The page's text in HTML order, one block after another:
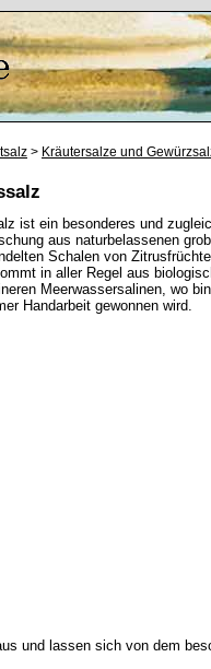
> Kräutersalze und
ist ein besonderes und
aus naturbelassenen
Schalen von
in aller Regel aus
Meerwassersalinen, wo
Handarbeit gewonnen wird.
und lassen sich von dem